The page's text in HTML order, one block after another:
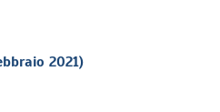
2021)